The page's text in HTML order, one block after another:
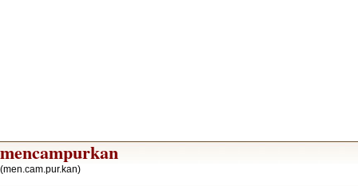
mencampurkan
(men.cam.pur.kan)